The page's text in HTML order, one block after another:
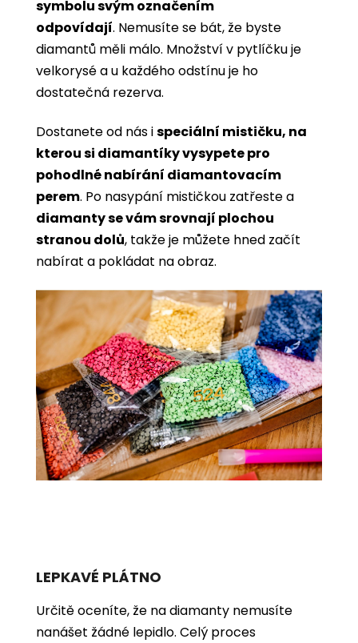
symbolu svým označením
odpovídají. Nemusíte se bát, že byste
diamantů měli málo. Množství v pytlíčku je
velkorysé a u každého odstínu je ho
dostatečná rezerva.
Dostanete od nás ispeciální mističku, na
kterou si diamantíky vysypete pro
pohodlné nabírání diamantovacím
perem. Po nasypání mističkou zatřeste a
diamanty se vám srovnají plochou
stranou dolů, takže je můžete hned začít
nabírat a pokládat na obraz.
LEPKAVÉ PLÁTNO
Určitě oceníte, že na diamanty nemusíte
nanášet žádné lepidlo. Celý proces